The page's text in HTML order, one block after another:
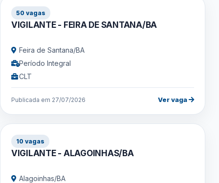
50 vagas
VIGILANTE - FEIRA DE SANTANA/BA
Feira de Santana/BA
Período Integral
CLT
Publicada em 27/07/2026 Ver vaga
10 vagas
VIGILANTE - ALAGOINHAS/BA
Alagoinhas/BA